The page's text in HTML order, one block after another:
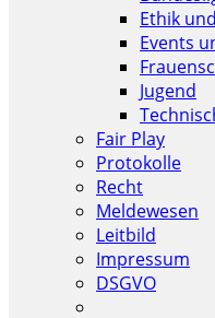
Ethik
Events
Jugend
Fair Play
Protokolle
Recht
Meldewesen
Leitbild
Impressum
DSGVO